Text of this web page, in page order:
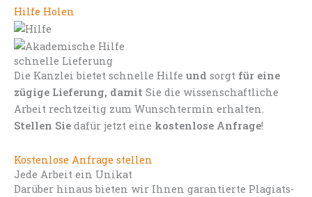
Hilfe Holen
schnelle Lieferung
Die Kanzlei bietet schnelle Hilfe und sorgt für eine
zügige Lieferung, damit Sie die wissenschaftliche
Arbeit rechtzeitig zum Wunschtermin erhalten.
Stellen Sie dafür jetzt eine kostenlose Anfrage!
Kostenlose Anfrage stellen
Jede Arbeit ein Unikat
Darüber hinaus bieten wir Ihnen garantierte Plagiats-